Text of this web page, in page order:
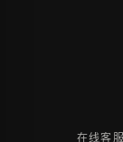
在线客服